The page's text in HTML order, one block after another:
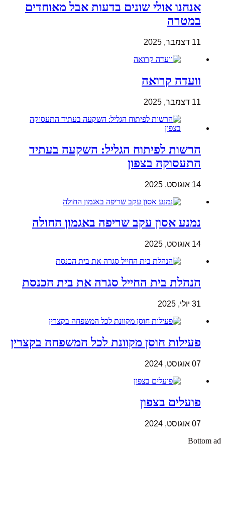
אנחנו אולי שונים בדעות אבל מאוחדים
במטרה
11 דצמבר, 2025
וועדה קרואה
11 דצמבר, 2025
הרשות לפיתוח הגליל: השקעה בעתיד
התעסוקה בצפון
14 אוגוסט, 2025
נמנע אסון עקב שריפה באגמון החולה
14 אוגוסט, 2025
הנהלת בית החייל סגרה את בית הכנסת
31 יולי, 2025
פעילות חוסן מקוונת לכל המשפחה בקצרין
07 אוגוסט, 2024
פועלים בצפון
07 אוגוסט, 2024
Bottom ad